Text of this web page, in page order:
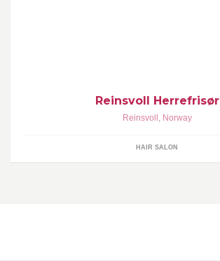
Reinsvoll Herrefrisør
Reinsvoll , Norway
HAIR SALON